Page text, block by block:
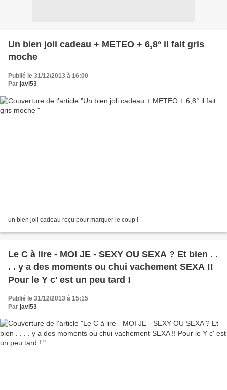
Un bien joli cadeau + METEO + 6,8° il fait gris
moche
Publié le 31/12/2013 à 16:00
Par javi53
un bien joli cadeau reçu pour marquer le coup !
Le C à lire - MOI JE - SEXY OU SEXA ? Et bien . .
. . y a des moments ou chui vachement SEXA !!
Pour le Y c' est un peu tard !
Publié le 31/12/2013 à 15:15
Par javi53